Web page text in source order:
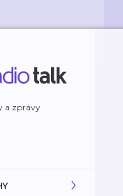
a zprávy